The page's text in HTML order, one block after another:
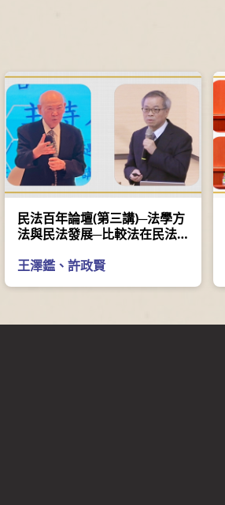
民法百年論壇(第三講)─法學方
法與民法發展─比較法在民法
的觀察
王澤鑑、 許政賢